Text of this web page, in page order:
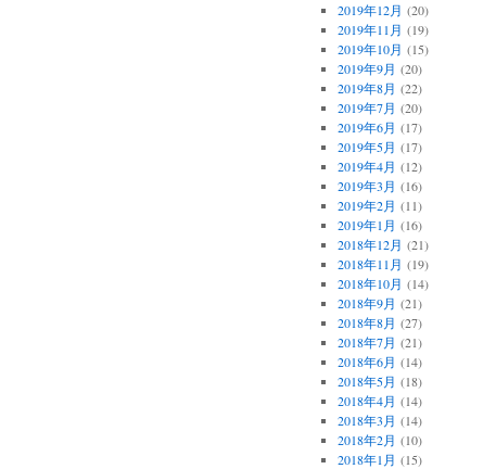
2019年12月 (20)
2019年11月 (19)
2019年10月 (15)
2019年9月 (20)
2019年8月 (22)
2019年7月 (20)
2019年6月 (17)
2019年5月 (17)
2019年4月 (12)
2019年3月 (16)
2019年2月 (11)
2019年1月 (16)
2018年12月 (21)
2018年11月 (19)
2018年10月 (14)
2018年9月 (21)
2018年8月 (27)
2018年7月 (21)
2018年6月 (14)
2018年5月 (18)
2018年4月 (14)
2018年3月 (14)
2018年2月 (10)
2018年1月 (15)